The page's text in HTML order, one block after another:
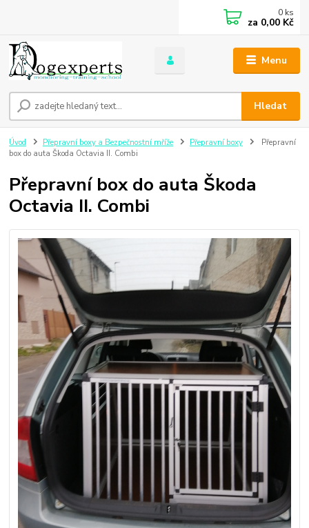
Menu
Hledat
0 ks
za 0,00 Kč
Úvod Přepravní boxy a Bezpečnostní mříže Přepravní boxy
Přepravní
box do auta Škoda Octavia II. Combi
Přepravní box do auta Škoda
Octavia II. Combi